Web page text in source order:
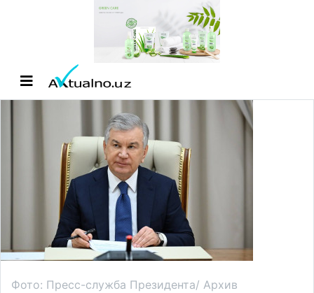
Фото: Пресс-служба Президента/ Архив